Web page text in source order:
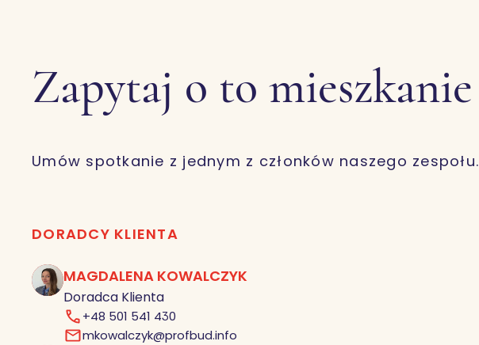
Zapytaj o to mieszkanie
Umów spotkanie z jednym z członków naszego zespołu.
DORADCY KLIENTA
MK MAGDALENA KOWALCZYK
Doradca Klienta
+48 501 541 430
mkowalczyk@profbud.info